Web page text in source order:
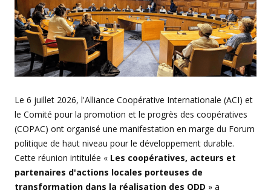
Le 6 juillet 2026, l'Alliance Coopérative Internationale (ACI) et
le Comité pour la promotion et le progrès des coopératives
(COPAC) ont organisé une manifestation en marge du Forum
politique de haut niveau pour le développement durable.
Cette réunion intitulée « Les coopératives, acteurs et
partenaires d'actions locales porteuses de
transformation dans la réalisation des ODD » a